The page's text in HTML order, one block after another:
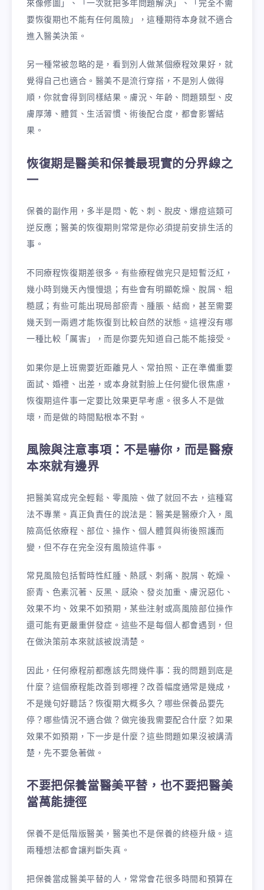
來像修圖」、「一次就把多年問題解決」、「完全不需
要恢復期也不能有任何風險」，這種期待本身就不適合
進入醫美決策。
另一種常被忽略的是，看到別人做某個療程效果好，就
覺得自己也適合。醫美不是流行穿搭，不是別人做得
順，你就會得到同樣結果。膚況、年齡、問題類型、皮
膚厚薄、體質、生活習慣、術後配合度，都會影響結
果。
恢復期是醫美和保養最現實的分界線之
一
保養的副作用，多半是悶、乾、刺、脫皮、爆痘這類可
逆反應；醫美的恢復期則常常是你必須提前安排生活的
事。
不同療程恢復期差很多。有些療程做完只是短暫泛紅，
幾小時到幾天內慢慢退；有些會有明顯乾燥、脫屑、粗
糙感；有些可能出現局部瘀青、腫脹、結痂，甚至需要
幾天到一兩週才能恢復到比較自然的狀態。這裡沒有哪
一種比較「厲害」，而是你要先知道自己能不能接受。
如果你是上班需要近距離見人、常拍照、正在準備重要
面試、婚禮、出差，或本身就對臉上任何變化很焦慮，
恢復期這件事一定要比效果更早考慮。很多人不是做
壞，而是做的時間點根本不對。
風險與注意事項：不是嚇你，而是醫療
本來就有邊界
把醫美寫成完全輕鬆、零風險、做了就回不去，這種寫
法不專業。真正負責任的說法是：醫美是醫療介入，風
險高低依療程、部位、操作、個人體質與術後照護而
變，但不存在完全沒有風險這件事。
常見風險包括暫時性紅腫、熱感、刺痛、脫屑、乾燥、
瘀青、色素沉著、反黑、感染、發炎加重、膚況惡化、
效果不均、效果不如預期，某些注射或高風險部位操作
還可能有更嚴重併發症。這些不是每個人都會遇到，但
在做決策前本來就該被說清楚。
因此，任何療程前都應該先問幾件事：我的問題到底是
什麼？這個療程能改善到哪裡？改善幅度通常是幾成，
不是幾句好聽話？恢復期大概多久？哪些保養品要先
停？哪些情況不適合做？做完後我需要配合什麼？如果
效果不如預期，下一步是什麼？這些問題如果沒被講清
楚，先不要急著做。
不要把保養當醫美平替，也不要把醫美
當萬能捷徑
保養不是低階版醫美，醫美也不是保養的終極升級。這
兩種想法都會讓判斷失真。
把保養當成醫美平替的人，常常會花很多時間和預算在